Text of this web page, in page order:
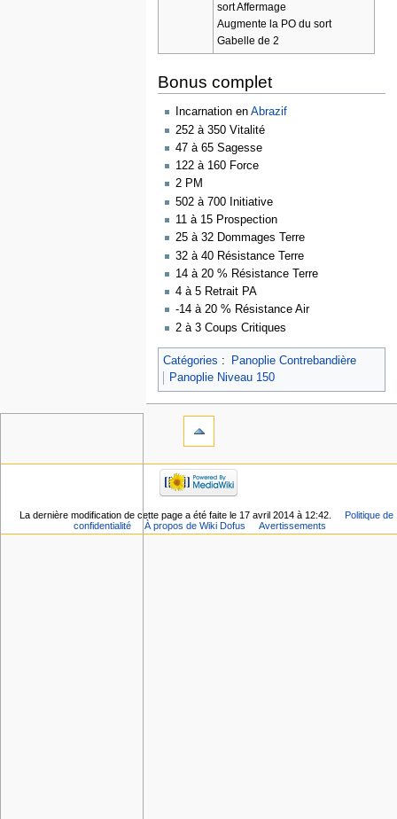
sort Affermage
Augmente la PO du sort
Gabelle de 2
Bonus complet
Incarnation enAbrazif
252 à 350 Vitalité
47 à 65 Sagesse
122 à 160 Force
2 PM
502 à 700 Initiative
11 à 15 Prospection
25 à 32 Dommages Terre
32 à 40 Résistance Terre
14 à 20 % Résistance Terre
4 à 5 Retrait PA
-14 à 20 % Résistance Air
2 à 3 Coups Critiques
Catégories :
Panoplie Contrebandière
Panoplie Niveau 150
La dernière modification de cette page a été faite le 17 avril 2014 à 12:42.
Politique de
confidentialité
À propos de Wiki Dofus Avertissements